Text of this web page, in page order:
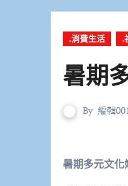
.消費生活 .
暑期
By 編輯
暑期多元文